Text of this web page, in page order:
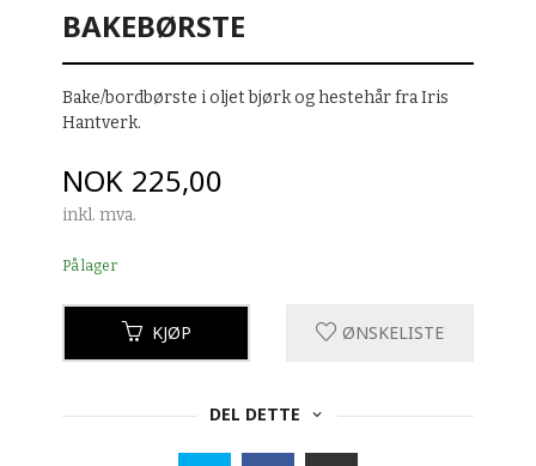
BAKEBØRSTE
Bake/bordbørste i oljet bjørk og hestehår fra Iris
Hantverk.
Pris
NOK 225,00
inkl. mva.
På lager
KJØP ØNSKELISTE
DEL DETTE